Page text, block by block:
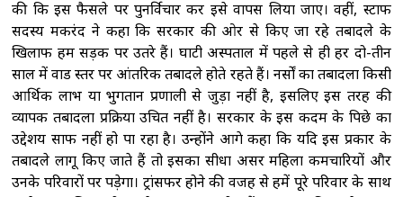
की कि इस फैसले पर पुनर्विचार कर इसे वापस लिया जाए। वहीं, स्टाफ
सदस्य मकरंद ने कहा कि सरकार की ओर से किए जा रहे तबादले के
खिलाफ हम सड़क पर उतरे हैं। घाटी अस्पताल में पहले से ही हर दो-तीन
साल में वार्ड स्तर पर आंतरिक तबादले होते रहते हैं। नर्सों का तबादला किसी
आर्थिक लाभ या भुगतान प्रणाली से जुड़ा नहीं है, इसलिए इस तरह की
व्यापक तबादला प्रक्रिया उचित नहीं है। सरकार के इस कदम के पिछे का
उद्देशय साफ नहीं हो पा रहा है। उन्होंने आगे कहा कि यदि इस प्रकार के
तबादले लागू किए जाते हैं तो इसका सीधा असर महिला कर्मचारियों और
उनके परिवारों पर पड़ेगा। ट्रांसफर होने की वजह से हमें पूरे परिवार के साथ